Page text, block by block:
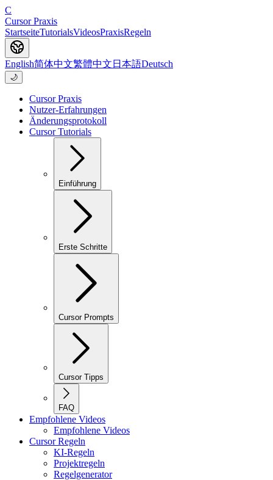
C
Cursor Praxis
StartseiteTutorialsVideosPraxisRegeln
English简体中文繁體中文 日本語Deutsch
🌙
Cursor Praxis
Nutzer-Erfahrungen
Änderungsprotokoll
Cursor Tutorials
Einführung
Erste Schritte
Cursor Prompts
Cursor Tipps
FAQ
Empfohlene Videos
Empfohlene Videos
Cursor Regeln
KI-Regeln
Projektregeln
Regelgenerator